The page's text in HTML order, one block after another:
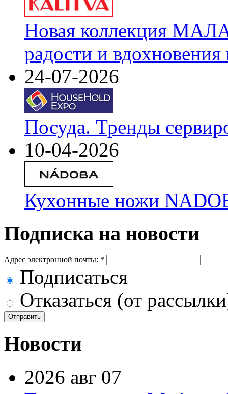
Новая коллекция
радости и
24-07-2026
Посуда. Тренды
10-04-2026
Кухонные ножи
Подписка на новости
Адрес электронной почты: *
Подписаться
Отказаться (от
Новости
2026 авг 07